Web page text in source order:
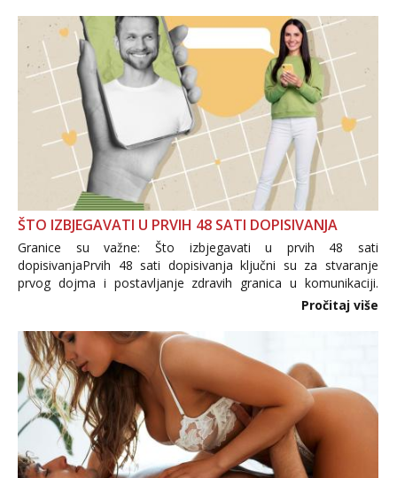
ŠTO IZBJEGAVATI U PRVIH 48 SATI DOPISIVANJA
Granice su važne: Što izbjegavati u prvih 48 sati
dopisivanjaPrvih 48 sati dopisivanja ključni su za stvaranje
prvog dojma i postavljanje zdravih granica u komunikaciji.
Važno je izbjeći prebrzo otkrivanje osobnih ili intimnih
informacija, jer nepoznata osoba još nije zaslužila to
povjerenje. Takođe...
Pročitaj više